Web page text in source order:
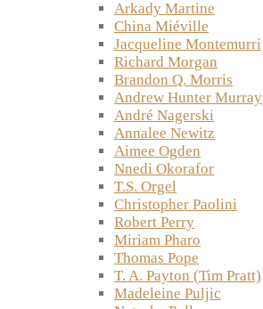
Arkady Martine
China Miéville
Jacqueline Montemurri
Richard Morgan
Brandon Q. Morris
Andrew Hunter Murray
André Nagerski
Annalee Newitz
Aimee Ogden
Nnedi Okorafor
T.S. Orgel
Christopher Paolini
Robert Perry
Miriam Pharo
Thomas Pope
T. A. Payton (Tim Pratt)
Madeleine Puljic